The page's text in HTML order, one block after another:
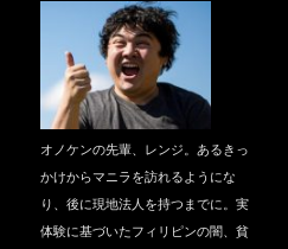
オノケンの先輩、レンジ。あるきっ
かけからマニラを訪れるようにな
り、後に現地法人を持つまでに。実
体験に基づいたフィリピンの闇、貧